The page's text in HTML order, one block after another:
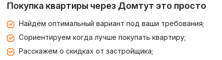
Покупка квартиры через Домтут это просто
Найдём оптимальный вариант под ваши требования;
Сориентируем когда лучше покупать квартиру;
Расскажем о скидках от застройщика;